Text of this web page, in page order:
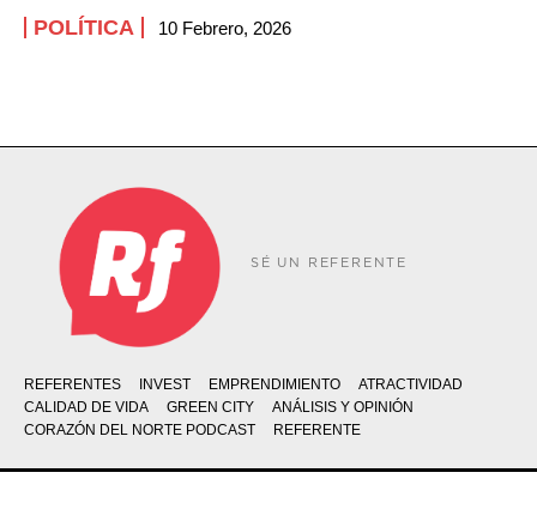
POLÍTICA 10 Febrero, 2026
SÉ UN REFERENTE
REFERENTES INVEST EMPRENDIMIENTO
ATRACTIVIDAD
CALIDAD DE VIDA
GREEN CITY
ANÁLISIS Y OPINIÓN
CORAZÓN DEL NORTE PODCAST
REFERENTE